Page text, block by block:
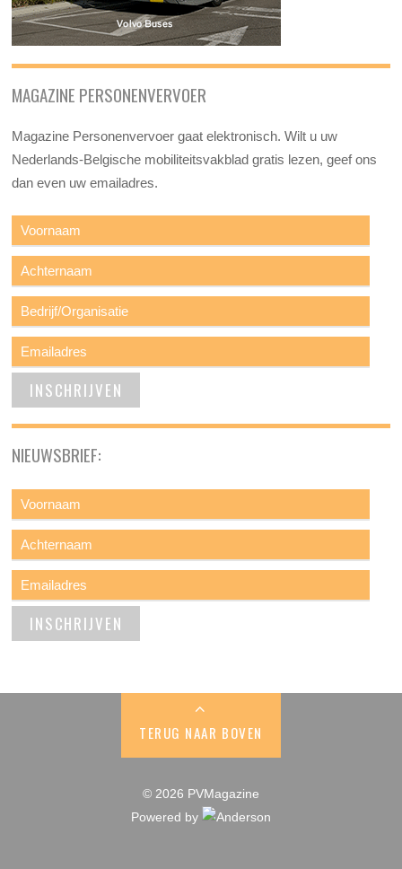
MAGAZINE PERSONENVERVOER
Magazine Personenvervoer gaat elektronisch. Wilt u uw
Nederlands-Belgische mobiliteitsvakblad gratis lezen, geef ons
dan even uw emailadres.
NIEUWSBRIEF:
TERUG NAAR BOVEN
© 2026 PVMagazine
Powered by